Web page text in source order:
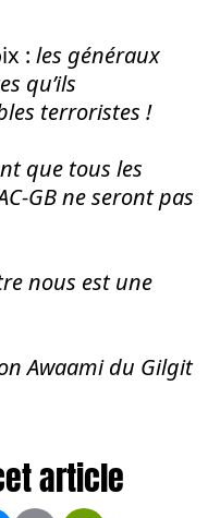
: les généraux
qu’ils
terroristes !
que tous les
GB ne seront pas
nous est une
Awaami du Gilgit